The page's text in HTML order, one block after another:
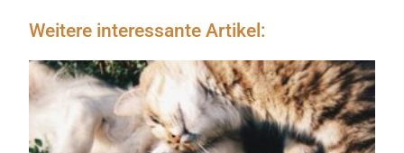
Weitere interessante Artikel: